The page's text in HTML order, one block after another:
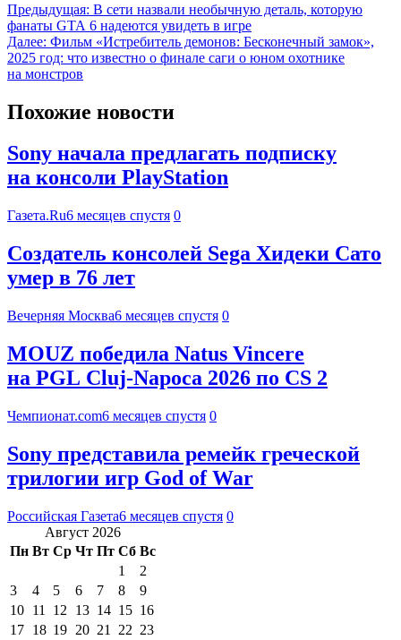
Предыдущая: В сети назвали необычную деталь, которую
фанаты GTA 6 надеются увидеть в игре
Далее: Фильм «Истребитель демонов: Бесконечный замок»,
2025 год: что известно о финале саги о юном охотнике
на монстров
Похожие новости
Sony начала предлагать подписку
на консоли PlayStation
Газета.Ru6 месяцев спустя 0
Создатель консолей Sega Хидеки Сато
умер в 76 лет
Вечерняя Москва6 месяцев спустя 0
MOUZ победила Natus Vincere
на PGL Cluj-Napoca 2026 по CS 2
Чемпионат.com6 месяцев спустя 0
Sony представила ремейк греческой
трилогии игр God of War
Российская Газета6 месяцев спустя 0
Август 2026
Пн Вт Ср Чт Пт Сб Вс
1
2
3
4 5 6 7 8
9
10 11 12 13 14 15 16
17 18 19 20 21 22 23